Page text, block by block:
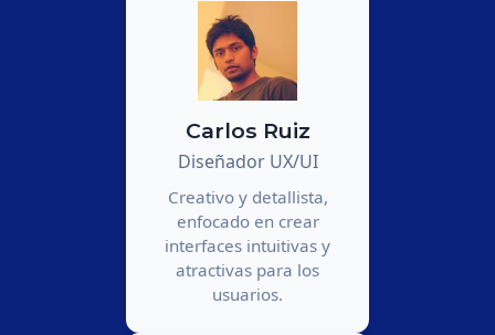
Carlos Ruiz
Diseñador UX/UI
Creativo y detallista,
enfocado en crear
interfaces intuitivas y
atractivas para los
usuarios.